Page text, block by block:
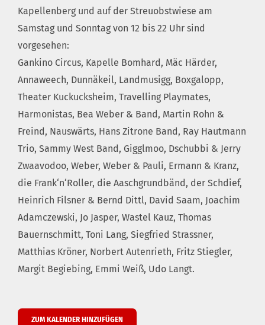
Kapellenberg und auf der Streuobstwiese am
Samstag und Sonntag von 12 bis 22 Uhr sind
vorgesehen:
Gankino Circus, Kapelle Bomhard, Mäc Härder,
Annaweech, Dunnäkeil, Landmusigg, Boxgalopp,
Theater Kuckucksheim, Travelling Playmates,
Harmonistas, Bea Weber & Band, Martin Rohn &
Freind, Nauswärts, Hans Zitrone Band, Ray Hautmann
Trio, Sammy West Band, Gigglmoo, Dschubbi & Jerry
Zwaavodoo, Weber, Weber & Pauli, Ermann & Kranz,
die Frank‘n‘Roller, die Aaschgrundbänd, der Schdief,
Heinrich Filsner & Bernd Dittl, David Saam, Joachim
Adamczewski, Jo Jasper, Wastel Kauz, Thomas
Bauernschmitt, Toni Lang, Siegfried Strassner,
Matthias Kröner, Norbert Autenrieth, Fritz Stiegler,
Margit Begiebing, Emmi Weiß, Udo Langt.
ZUM KALENDER HINZUFÜGEN